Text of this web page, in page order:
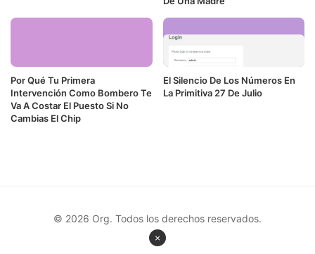
Por Qué Tu Primera
Intervención Como Bombero Te
Va A Costar El Puesto Si No
Cambias El Chip
El Silencio De Los Números En
La Primitiva 27 De Julio
×
© 2026 Org. Todos los derechos reservados.